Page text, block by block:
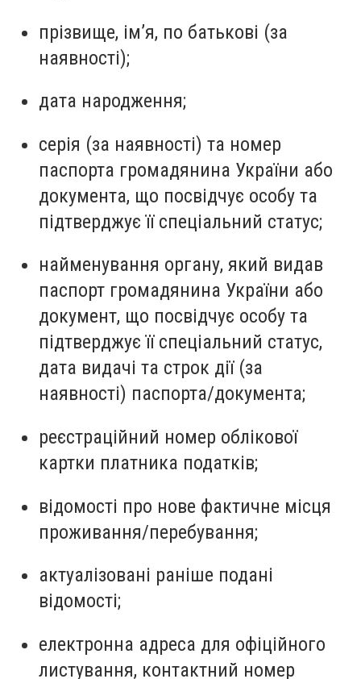
прізвище, ім’я, по батькові (за
наявності);
дата народження;
серія (за наявності) та номер
паспорта громадянина України або
документа, що посвідчує особу та
підтверджує її спеціальний статус;
найменування органу, який видав
паспорт громадянина України або
документ, що посвідчує особу та
підтверджує її спеціальний статус,
дата видачі та строк дії (за
наявності) паспорта/документа;
реєстраційний номер облікової
картки платника податків;
відомості про нове фактичне місця
проживання/перебування;
актуалізовані раніше подані
відомості;
електронна адреса для офіційного
листування, контактний номер